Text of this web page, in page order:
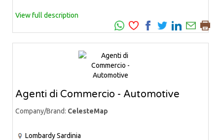
View full description
Agenti di Commercio - Automotive
Company/Brand: CelesteMap
LombardySardinia